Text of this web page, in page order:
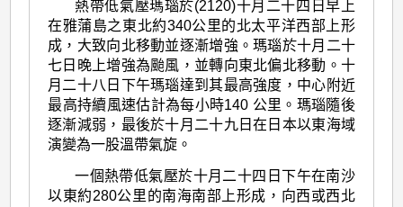
熱帶低氣壓瑪瑙於(2120)十月二十四日早上
在雅蒲島之東北約340公里的北太平洋西部上形
成，大致向北移動並逐漸增強。瑪瑙於十月二十
七日晚上增強為颱風，並轉向東北偏北移動。十
月二十八日下午瑪瑙達到其最高強度，中心附近
最高持續風速估計為每小時140 公里。瑪瑙隨後
逐漸減弱，最後於十月二十九日在日本以東海域
演變為一股溫帶氣旋。
一個熱帶低氣壓於十月二十四日下午在南沙
以東約280公里的南海南部上形成，向西或西北